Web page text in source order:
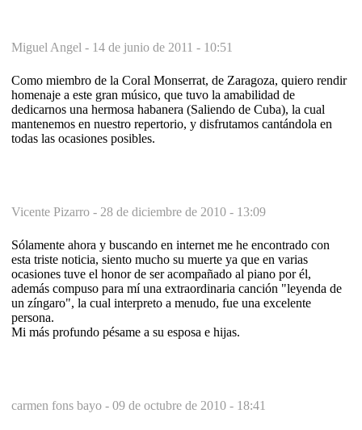
Miguel Angel - 14 de junio de 2011 - 10:51
Como miembro de la Coral Monserrat, de Zaragoza, quiero rendir
homenaje a este gran músico, que tuvo la amabilidad de
dedicarnos una hermosa habanera (Saliendo de Cuba), la cual
mantenemos en nuestro repertorio, y disfrutamos cantándola en
todas las ocasiones posibles.
Vicente Pizarro - 28 de diciembre de 2010 - 13:09
Sólamente ahora y buscando en internet me he encontrado con
esta triste noticia, siento mucho su muerte ya que en varias
ocasiones tuve el honor de ser acompañado al piano por él,
además compuso para mí una extraordinaria canción "leyenda de
un zíngaro", la cual interpreto a menudo, fue una excelente
persona.
Mi más profundo pésame a su esposa e hijas.
carmen fons bayo - 09 de octubre de 2010 - 18:41